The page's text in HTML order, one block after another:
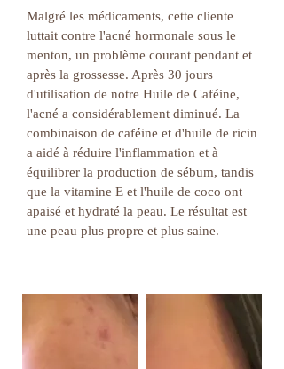
Malgré les médicaments, cette cliente
luttait contre l'acné hormonale sous le
menton, un problème courant pendant et
après la grossesse. Après 30 jours
d'utilisation de notre Huile de Caféine,
l'acné a considérablement diminué. La
combinaison de caféine et d'huile de ricin
a aidé à réduire l'inflammation et à
équilibrer la production de sébum, tandis
que la vitamine E et l'huile de coco ont
apaisé et hydraté la peau. Le résultat est
une peau plus propre et plus saine.